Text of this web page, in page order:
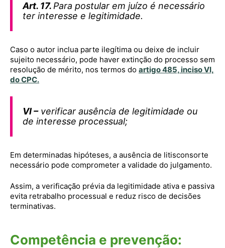
Art. 17. Para postular em juízo é necessário
ter interesse e legitimidade.
Caso o autor inclua parte ilegítima ou deixe de incluir
sujeito necessário, pode haver extinção do processo sem
resolução de mérito, nos termos do artigo 485, inciso VI,
do CPC.
VI –verificar ausência de legitimidade ou
de interesse processual;
Em determinadas hipóteses, a ausência de litisconsorte
necessário pode comprometer a validade do julgamento.
Assim, a verificação prévia da legitimidade ativa e passiva
evita retrabalho processual e reduz risco de decisões
terminativas.
Competência e prevenção: